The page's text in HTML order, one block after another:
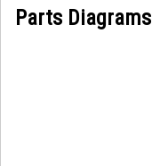
Parts Diagrams